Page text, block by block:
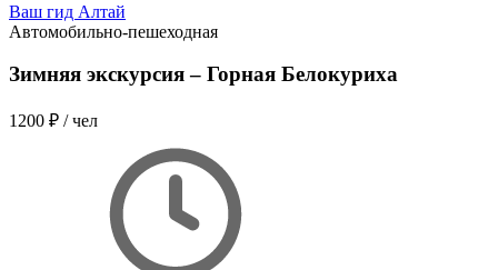
Ваш гид Алтай
Автомобильно-пешеходная
Зимняя экскурсия – Горная Белокуриха
1200 ₽ / чел